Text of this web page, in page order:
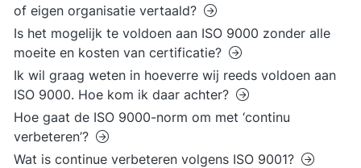
of eigen organisatie vertaald?
Is het mogelijk te voldoen aan ISO 9000 zonder alle
moeite en kosten van certificatie?
Ik wil graag weten in hoeverre wij reeds voldoen aan
ISO 9000. Hoe kom ik daar achter?
Hoe gaat de ISO 9000-norm om met ‘continu
verbeteren’?
Wat is continue verbeteren volgens ISO 9001?